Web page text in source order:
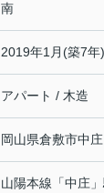
南
2019年1月(築7年)
アパート / 木造
岡山県倉敷市中庄
山陽本線 「中庄